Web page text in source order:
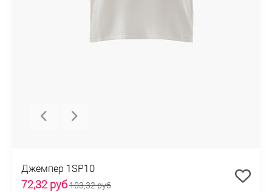
Джемпер 1SP10
72,32 руб103,32 руб